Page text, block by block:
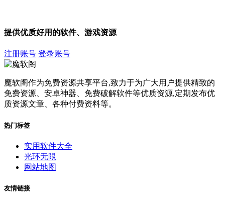
提供优质好用的软件、游戏资源
注册账号 登录账号
魔软阁作为免费资源共享平台,致力于为广大用户提供精致的
免费资源、安卓神器、免费破解软件等优质资源,定期发布优
质资源文章、各种付费资料等。
热门标签
实用软件大全
光环无限
网站地图
友情链接